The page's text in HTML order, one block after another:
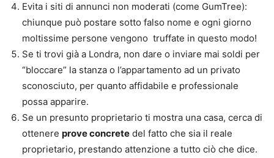
Evita i siti di annunci non moderati (come GumTree):
chiunque può postare sotto falso nome e ogni giorno
moltissime persone vengono truffate in questo modo!
Se ti trovi già a Londra, non dare o inviare mai soldi per
“bloccare” la stanza o l’appartamento ad un privato
sconosciuto, per quanto affidabile e professionale
possa apparire.
Se un presunto proprietario ti mostra una casa, cerca di
ottenere prove concrete del fatto che sia il reale
proprietario, prestando attenzione a tutto ciò che dice.